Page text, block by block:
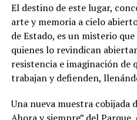
El destino de este lugar,
arte y memoria a cielo
de Estado, es un misterio
quienes lo revindican
resistencia e imaginación de
trabajan y defienden,
Una nueva muestra cobijada
Ahora y siempre” del